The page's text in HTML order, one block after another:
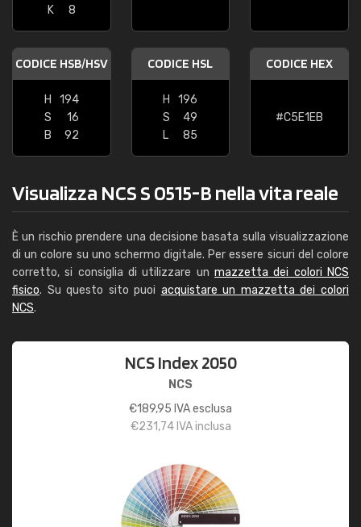
K
8
CODICE HSB/HSV
H
194
S
16
B
92
CODICE HSL
H
196
S
49
L
85
CODICE HEX
#C5E1EB
Visualizza NCS S 0515-B nella vita reale
È un rischio prendere una decisione basata sulla visualizzazione
di un colore su uno schermo digitale. Per essere sicuri del colore
corretto, si consiglia di utilizzare un mazzetta dei colori NCS
fisico. Su questo sito puoi acquistare un mazzetta dei colori
NCS.
NCS Index 2050
NCS
€189,95 IVA esclusa
€231,74IVA inclusa